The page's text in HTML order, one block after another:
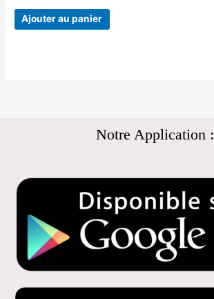
Ajouter au panier
Notre Application :